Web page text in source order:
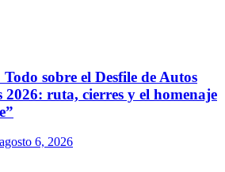
sobre el Desfile de Autos
2026: ruta, cierres y el homenaje
agosto 6, 2026